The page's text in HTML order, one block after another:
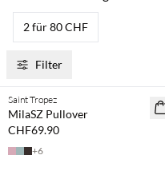
2 für 80 CHF
Filter
NEUHEITEN
Saint Tropez
MilaSZ Pullover
CHF69.90
+6